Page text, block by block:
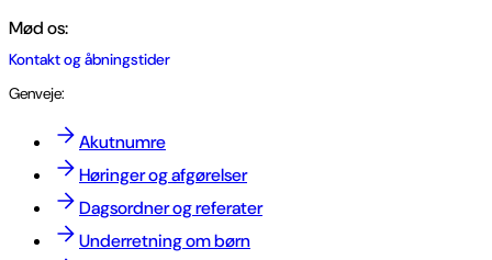
Mød os:
Kontakt og åbningstider
Genveje:
Akutnumre
Høringer og afgørelser
Dagsordner og referater
Underretning om børn